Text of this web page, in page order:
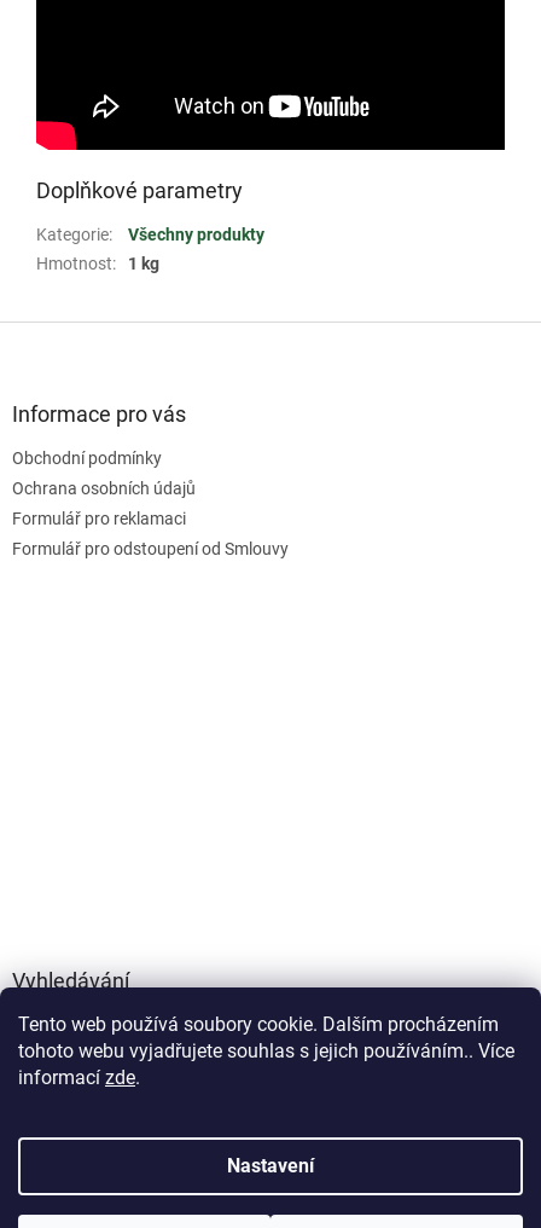
Tento web používá soubory cookie. Dalším procházením
tohoto webu vyjadřujete souhlas s jejich používáním.. Více
informací zde.
Nastavení
Doplňkové parametry
Kategorie:
Všechny produkty
Hmotnost: 1 kg
Informace pro vás
Obchodní podmínky
Ochrana osobních údajů
Formulář pro reklamaci
Formulář pro odstoupení od Smlouvy
Vyhledávání
HLEDAT
FOXYLIFE - přírodní doplňky výživy